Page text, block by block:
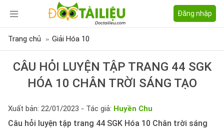
Đăng nhập
Trang chủ Giải Hóa 10
CÂU HỎI LUYỆN TẬP TRANG 44 SGK
HÓA 10 CHÂN TRỜI SÁNG TẠO
Xuất bản: 22/01/2023 - Tác giả: Huyền Chu
Câu hỏi luyện tập trang 44 SGK Hóa 10 Chân trời sáng